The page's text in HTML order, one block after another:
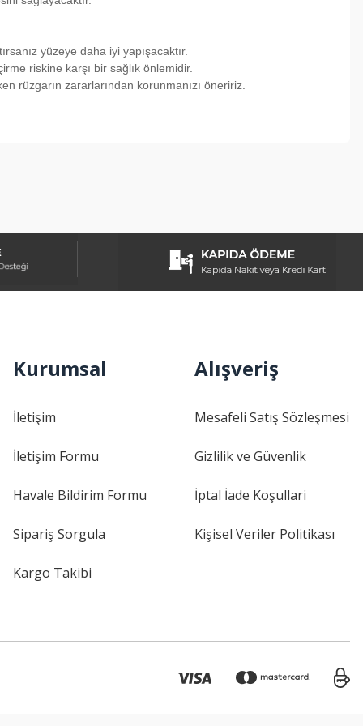
yüzeye daha iyi yapışacaktır.
riskine karşı bir sağlık önlemidir.
rüzgarın zararlarından korunmanızı öneririz.
Kurumsal
İletişim
İletişim Formu
Havale Bildirim Formu
Sipariş Sorgula
Kargo Takibi
Alışveriş
Mesafeli Satış Sözleşmesi
Gizlilik ve Güvenlik
İptal İade Koşullari
Kişisel Veriler Politikası